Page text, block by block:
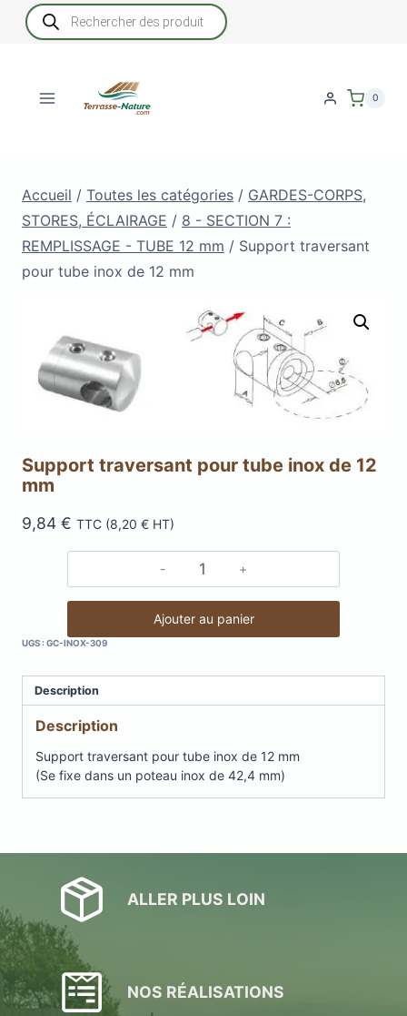
Recherche
de
produits
0
Accueil / Toutes les catégories / GARDES-CORPS,
STORES, ÉCLAIRAGE / 8 - SECTION 7 :
REMPLISSAGE - TUBE 12 mm / Support traversant
pour tube inox de 12 mm
Support traversant pour tube inox de 12
mm
9,84 € TTC (8,20 € HT)
quantité
Support
traversant
tube
mm
Ajouter au panier
UGS :GC-INOX-309
Description
Description
Support traversant pour tube inox de 12 mm
(Se fixe dans un poteau inox de 42,4 mm)
ALLER PLUS LOIN
NOS RÉALISATIONS